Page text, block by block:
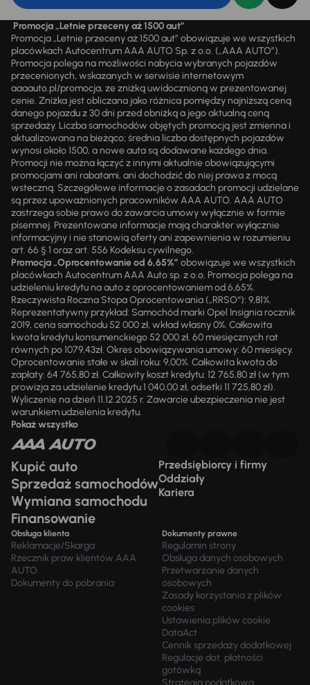
Promocja „Letnie przeceny aż 1500 aut”
Promocja „Letnie przeceny aż 1500 aut” obowiązuje we wszystkich
placówkach Autocentrum AAA AUTO Sp. z o.o. („AAA AUTO”).
Promocja polega na możliwości nabycia wybranych pojazdów
przecenionych, wskazanych w serwisie internetowym
aaaauto.pl/promocja, ze zniżką uwidocznioną w prezentowanej
cenie. Zniżka jest obliczana jako różnica pomiędzy najniższą ceną
danego pojazdu z 30 dni przed obniżką a jego aktualną ceną
sprzedaży. Liczba samochodów objętych promocją jest zmienna i
aktualizowana na bieżąco; średnia liczba dostępnych pojazdów
wynosi około 1500, a nowe auta są dodawane każdego dnia.
Promocji nie można łączyć z innymi aktualnie obowiązującymi
promocjami ani rabatami, ani dochodzić do niej prawa z mocą
wsteczną. Szczegółowe informacje o zasadach promocji udzielane
są przez upoważnionych pracowników AAA AUTO. AAA AUTO
zastrzega sobie prawo do zawarcia umowy wyłącznie w formie
pisemnej. Prezentowane informacje mają charakter wyłącznie
informacyjny i nie stanowią oferty ani zapewnienia w rozumieniu
art. 66 § 1 oraz art. 556 Kodeksu cywilnego.
Promocja „Oprocentowanie od 6,65%” obowiązuje we wszystkich
placówkach Autocentrum AAA Auto sp. z o.o. Promocja polega na
udzieleniu kredytu na auto z oprocentowaniem od 6,65%.
Rzeczywista Roczna Stopa Oprocentowania („RRSO“): 9,81%.
Reprezentatywny przykład: Samochód marki Opel Insignia rocznik
2019, cena samochodu 52 000 zł, wkład własny 0%. Całkowita
kwota kredytu konsumenckiego 52 000 zł, 60 miesięcznych rat
równych po 1079,43zł. Okres obowiązywania umowy: 60 miesięcy.
Oprocentowanie stałe w skali roku: 9,00%. Całkowita kwota do
zapłaty: 64 765,80 zł. Całkowity koszt kredytu: 12 765,80 zł (w tym
prowizja za udzielenie kredytu 1 040,00 zł, odsetki 11 725,80 zł).
Wyliczenie na dzień 11.12.2025 r. Zawarcie ubezpieczenia nie jest
warunkiem udzielenia kredytu.
Pokaż wszystko
Kupić auto
Sprzedaż samochodów
Wymiana samochodu
Finansowanie
Przedsiębiorcy i firmy
Oddziały
Kariera
Obsługa klienta
Reklamacje/Skarga
Rzecznik praw klientów AAA
AUTO
Dokumenty do pobrania
Dokumenty prawne
Regulamin strony
Obsługa danych osobowych
Przetwarzanie danych
osobowych
Zasady korzystania z plików
cookies
Ustawienia plików cookie
DataAct
Cennik sprzedaży dodatkowej
Regulacje dot. płatności
gotówką
Strategia podatkowa